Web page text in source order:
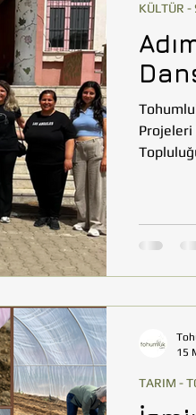
İSTANBUL İZMİR
GEZİ
Projeleri
KÜLTÜR -
TARIM -
15